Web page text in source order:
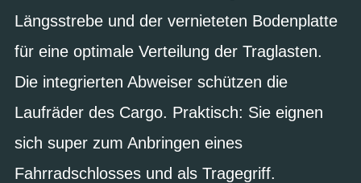
Längsstrebe und der vernieteten Bodenplatte
für eine optimale Verteilung der Traglasten.
Die integrierten Abweiser schützen die
Laufräder des Cargo. Praktisch: Sie eignen
sich super zum Anbringen eines
Fahrradschlosses und als Tragegriff.